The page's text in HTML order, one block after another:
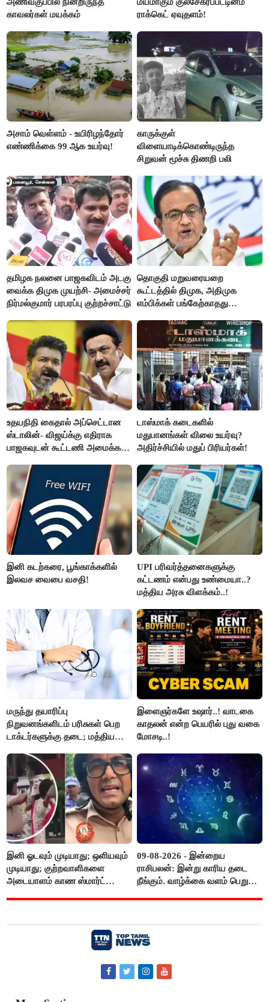
காவலர்கள் மயக்கம்
ராக்கெட் ஏவுதளம்!
அசாம் வெள்ளம் - உயிரிழந்தோர்
எண்ணிக்கை 99 ஆக உயர்வு!
காருக்குள்
விளையாடிக்கொண்டிருந்த
சிறுவன் மூச்சு திணறி பலி
தமிழக நலனை பாஜகவிடம் அடகு
வைக்க திமுக முயற்சி- அமைச்சர்
நிர்மல்குமார் பரபரப்பு குற்றச்சாட்டு
தொகுதி மறுவரையறை
கூட்டத்தில் திமுக, அதிமுக
எம்பிக்கள் பங்கேற்காதது
உதயநிதி கைதால் அப்செட்டான
ஸ்டாலின்- விஜய்க்கு எதிராக
பாஜகவுடன் கூட்டணி அமைக்க
டாஸ்மாக் கடைகளில்
மதுபானங்கள் விலை உயர்வு?
அதிர்ச்சியில் மதுப் பிரியர்கள்!
இனி கடற்கரை, பூங்காக்களில்
இலவச வைபை வசதி!
UPI பரிவர்த்தனைகளுக்கு
கட்டணம் என்பது உண்மையா..?
மத்திய அரசு விளக்கம்..!
மருந்து தயாரிப்பு
நிறுவனங்களிடம் பரிசுகள் பெற
டாக்டர்களுக்கு தடை; மத்திய
இளைஞர்களே உஷார்..! வாடகை
காதலன் என்ற பெயரில் புது வகை
மோசடி..!
இனி ஓடவும் முடியாது; ஒளியவும்
முடியாது; குற்றவாளிகளை
அடையாளம் காண ஸ்மார்ட்
09-08-2026 - இன்றைய
ராசிபலன்: இன்று காரிய தடை
நீங்கும். வாழ்க்கை வளம் பெறும்.